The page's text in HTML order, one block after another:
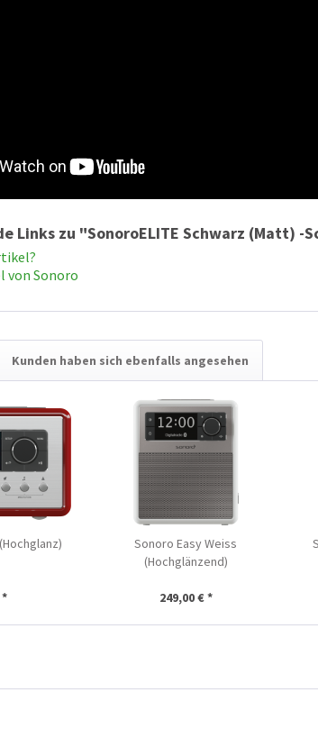
Links zu "SonoroELITE Schwarz (Matt) -
von Sonoro
Kunden haben sich ebenfalls angesehen
*
Sonoro Easy Weiss
(Hochglänzend)
249,00 € *